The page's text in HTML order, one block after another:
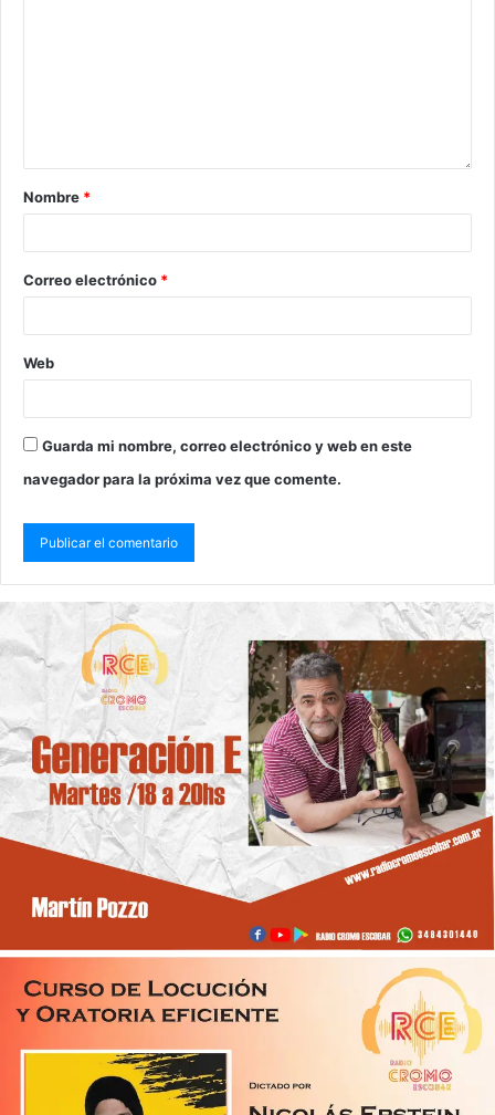
Nombre *
Correo electrónico *
Web
Guarda mi nombre, correo electrónico y web en este
navegador para la próxima vez que comente.